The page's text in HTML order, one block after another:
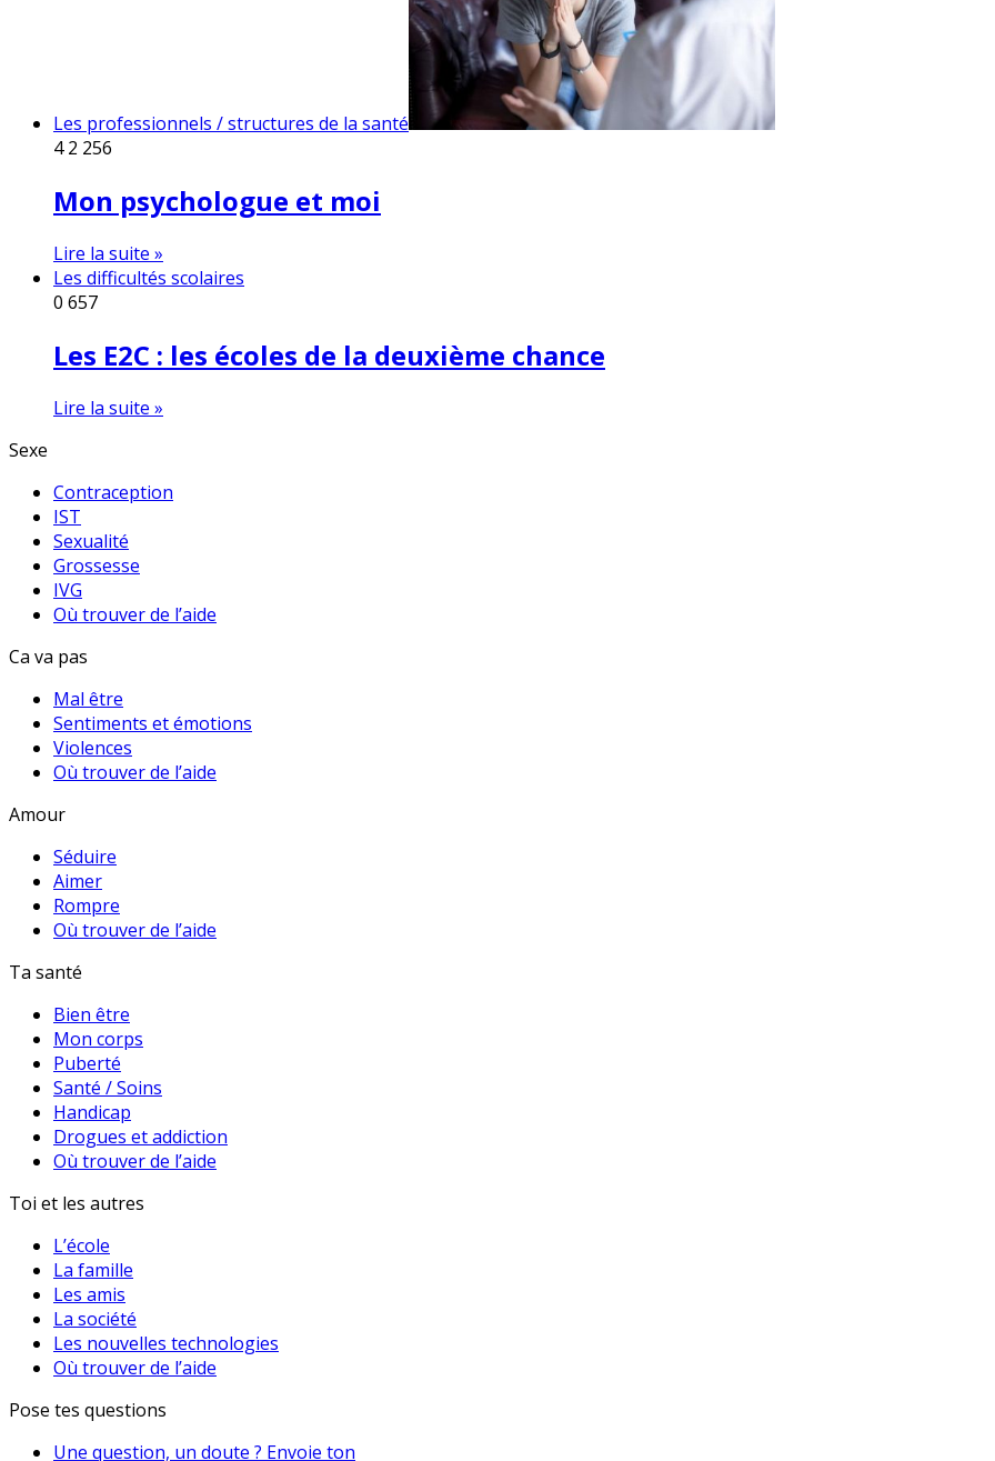
Les professionnels / structures de la santé
42 256
Mon psychologue et moi
Lire la suite »
Les difficultés scolaires
0 657
Les E2C : les écoles de la deuxième chance
Lire la suite »
Sexe
Contraception
IST
Sexualité
Grossesse
IVG
Où trouver de l’aide
Ca va pas
Mal être
Sentiments et émotions
Violences
Où trouver de l’aide
Amour
Séduire
Aimer
Rompre
Où trouver de l’aide
Ta santé
Bien être
Mon corps
Puberté
Santé / Soins
Handicap
Drogues et addiction
Où trouver de l’aide
Toi et les autres
L’école
La famille
Les amis
La société
Les nouvelles technologies
Où trouver de l’aide
Pose tes questions
Une question, un doute ? Envoie ton